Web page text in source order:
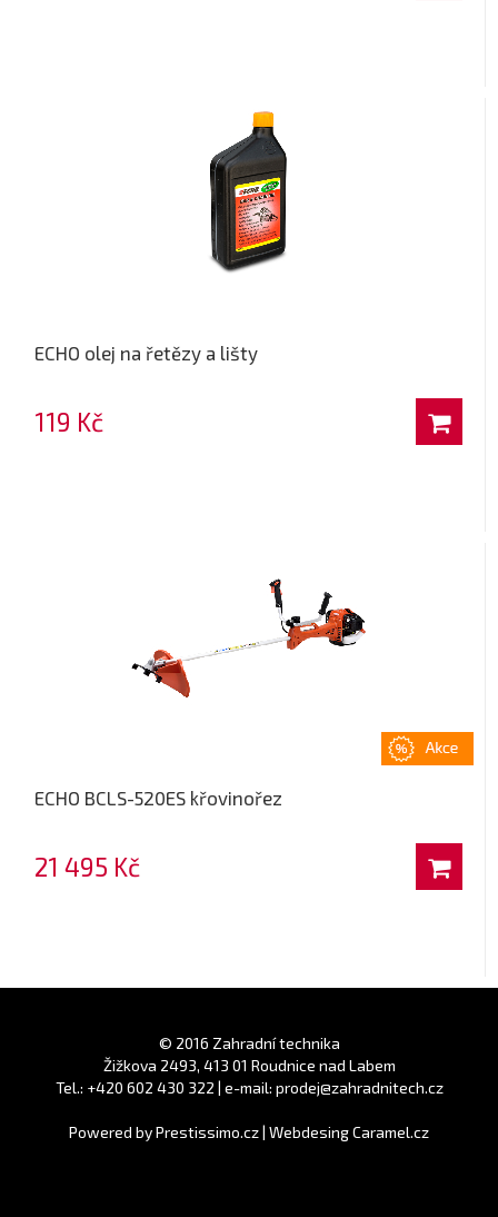
ECHO olej na řetězy a lišty
119 Kč
ECHO BCLS-520ES křovinořez
21 495 Kč
© 2016 Zahradní technika
Žižkova 2493, 413 01 Roudnice nad Labem
Tel.: +420 602 430 322 | e-mail: prodej@zahradnitech.cz
Powered byPrestissimo.cz| Webdesing Caramel.cz